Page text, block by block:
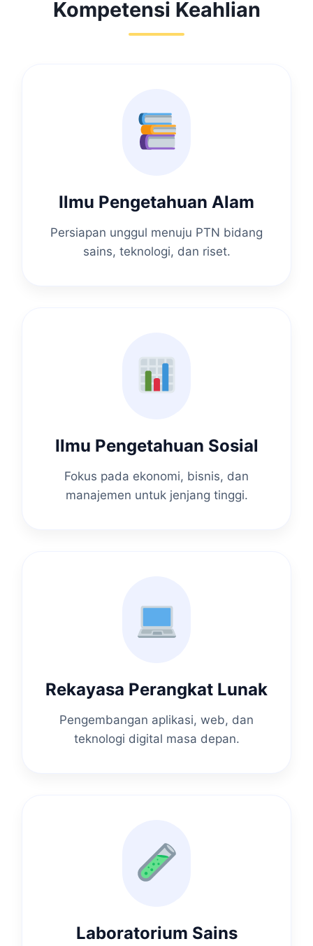
Kompetensi Keahlian
Ilmu Pengetahuan Alam
Persiapan unggul menuju PTN bidang
sains, teknologi, dan riset.
Ilmu Pengetahuan Sosial
Fokus pada ekonomi, bisnis, dan
manajemen untuk jenjang tinggi.
Rekayasa Perangkat Lunak
Pengembangan aplikasi, web, dan
teknologi digital masa depan.
Laboratorium Sains